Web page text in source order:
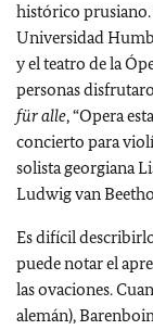
histórico
Universidad
y el teatro de la
personas
für alle, “Opera
concierto para
solista georgiana
Ludwig van
Es difícil
puede notar el
las ovaciones.
alemán),